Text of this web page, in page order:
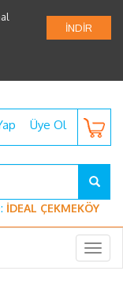
İNDİR
Üye Ol
İDEAL ÇEKMEKÖY